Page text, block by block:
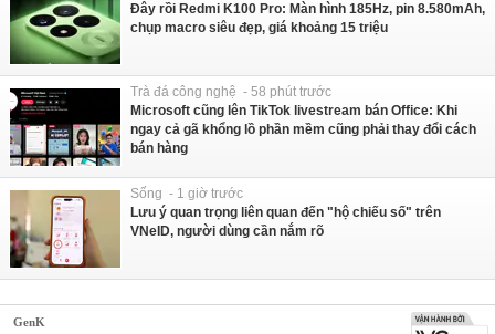
Đây rồi Redmi K100 Pro: Màn hình 185Hz, pin 8.580mAh,
chụp macro siêu đẹp, giá khoảng 15 triệu
Trà đá công nghệ - 58 phút trước
Microsoft cũng lên TikTok livestream bán Office: Khi
ngay cả gã khổng lồ phần mềm cũng phải thay đổi cách
bán hàng
Sống - 1 giờ trước
Lưu ý quan trọng liên quan đến "hộ chiếu số" trên
VNeID, người dùng cần nắm rõ
GenK